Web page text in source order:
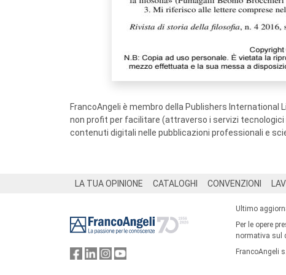
FrancoAngeli è membro della Publishers International
non profit per facilitare (attraverso i servizi
contenuti digitali nelle pubblicazioni professionali e
LA TUA OPINIONE CATALOGHI CONVENZIONI
Ultimo
Per le opere
normativa sul
FrancoAngeli